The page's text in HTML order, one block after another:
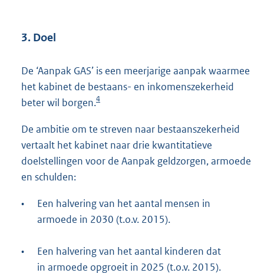
3. Doel
De ‘Aanpak GAS’ is een meerjarige aanpak waarmee
het kabinet de bestaans- en inkomenszekerheid
beter wil borgen.4
De ambitie om te streven naar bestaanszekerheid
vertaalt het kabinet naar drie kwantitatieve
doelstellingen voor de Aanpak geldzorgen, armoede
en schulden:
•
Een halvering van het aantal mensen in
armoede in 2030 (t.o.v. 2015).
•
Een halvering van het aantal kinderen dat
in armoede opgroeit in 2025 (t.o.v. 2015).